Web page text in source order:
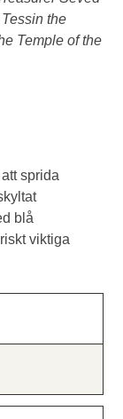
the
Temple of the
sprida
blå
viktiga